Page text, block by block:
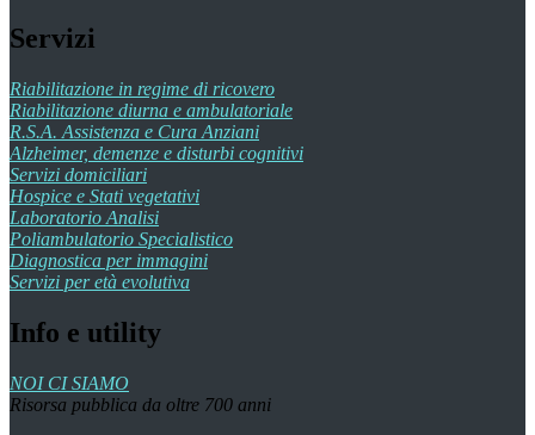
Servizi
Riabilitazione in regime di ricovero
Riabilitazione diurna e ambulatoriale
R.S.A. Assistenza e Cura Anziani
Alzheimer, demenze e disturbi cognitivi
Servizi domiciliari
Hospice e Stati vegetativi
Laboratorio Analisi
Poliambulatorio Specialistico
Diagnostica per immagini
Servizi per età evolutiva
Info e utility
NOI CI SIAMO
Risorsa pubblica da oltre 700 anni